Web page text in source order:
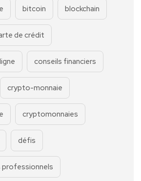
bitcoin blockchain
de crédit
conseils financiers
crypto-monnaie
cryptomonnaies
défis